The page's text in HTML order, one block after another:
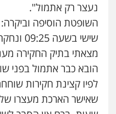
גיל דביר –
פלילי פשיעה
0506217771
סלימאן אבו
0547780927
נעצר רק אתמול".
השופטת הוסיפה
מצאתי בתיק החקירה
הובא כבר אתמול בפני
לפיו קצינת חקירות
שני אלגרבלי
פלילי עורכי
0507120031
עו"ד אייל
פשיעה
0544712201